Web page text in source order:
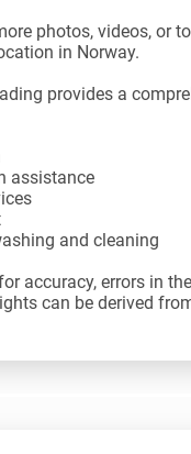
photos, videos, or
in Norway.
provides a
assistance
and cleaning
accuracy, errors in
can be derived